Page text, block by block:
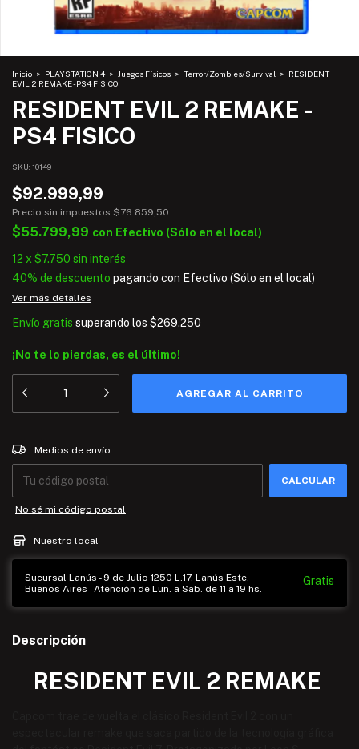
Inicio > PLAYSTATION 4 > Juegos Físicos > Terror/Zombies/Survival > RESIDENT
EVIL 2 REMAKE - PS4 FISICO
RESIDENT EVIL 2 REMAKE -
PS4 FISICO
SKU: 10149
$92.999,99
Precio sin impuestos $76.859,50
$55.799,99 con Efectivo (Sólo en el local)
12 x $7.750 sin interés
40% de descuento pagando con Efectivo (Sólo en el local)
Ver más detalles
Envío gratis superando los $269.250
¡No te lo pierdas, es el último!
Entregas para el CP:
Medios de envío
CALCULAR
No sé mi código postal
Nuestro local
Sucursal Lanús - 9 de Julio 1250 L.17, Lanús Este,
Buenos Aires - Atención de Lun. a Sab. de 11 a 19 hs.
Gratis
Descripción
RESIDENT EVIL 2 REMAKE